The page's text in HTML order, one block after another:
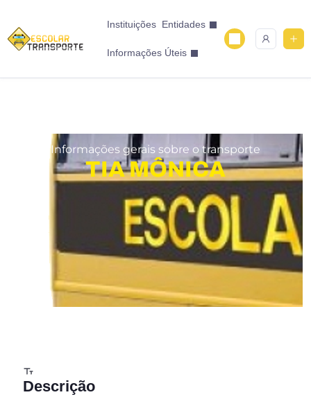
Instituições Entidades
Informações Úteis
Informações gerais sobre o transporte
TIA MÔNICA
Descrição